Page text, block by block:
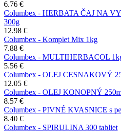
6.76 €
Columbex - HERBATA ČAJ NA
300g
12.98 €
Columbex - Komplet Mix 1kg
7.88 €
Columbex - MULTIHERBACOL
5.56 €
Columbex - OLEJ CESNAKOVÝ
12.05 €
Columbex - OLEJ KONOPNÝ
8.57 €
Columbex - PIVNÉ KVASNICE s
8.40 €
Columbex - SPIRULINA 300 tabliet